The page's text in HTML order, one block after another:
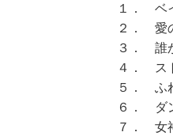
１． ベ
２． 愛
３． 誰
４． ス
５． ふ
６． ダ
７． 女